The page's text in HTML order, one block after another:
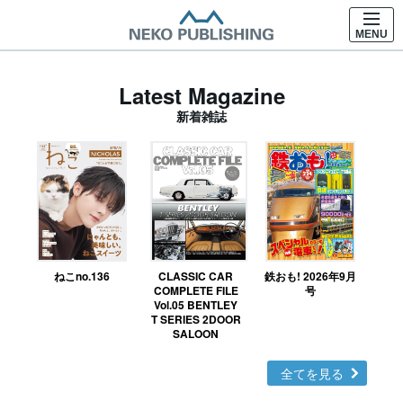
MENU
Latest Magazine
新着雑誌
ねこno.136
CLASSIC CAR
COMPLETE FILE
Vol.05 BENTLEY
T SERIES 2DOOR
SALOON
鉄おも! 2026年9月
号
全てを見る